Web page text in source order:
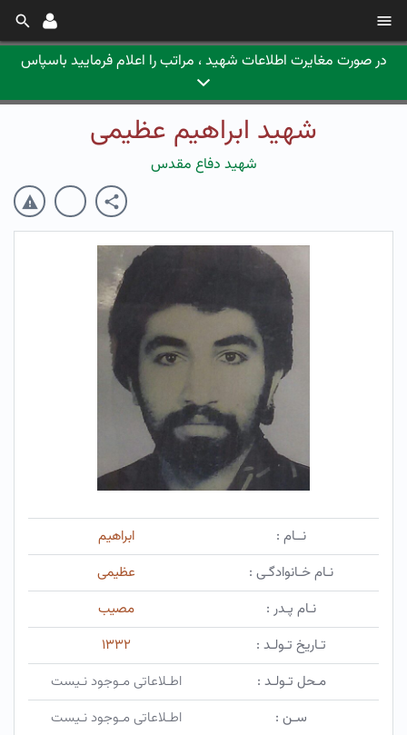
در صورت مغایرت اطلاعات شهید ، مراتب را اعلام فرمایید باسپاس
شهید ابراهیم عظیمی
شهید دفاع مقدس
نــام :
ابراهیم
نـام خـانوادگـی :
عظیمی
نـام پـدر :
مصیب
تـاریخ تـولـد :
۱۳۳۲
مـحل تـولـد :
اطـلاعاتی مـوجود نـیست
سـن :
اطـلاعاتی مـوجود نـیست